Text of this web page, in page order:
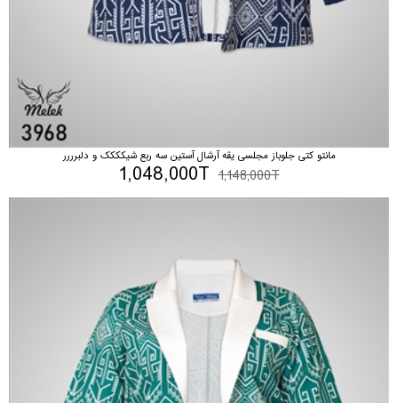
مانتو کتی جلوباز مجلسی یقه آرشال آستین سه ربع شیکککک و دلبرررر
1,148,000T
1,048,000T